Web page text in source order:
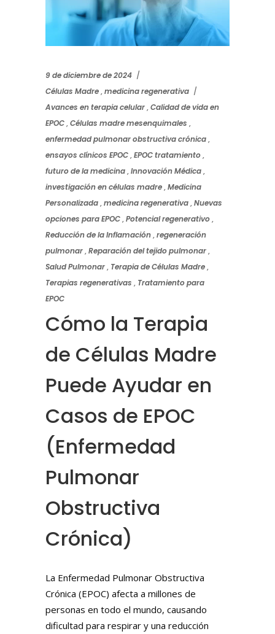
9 de diciembre de 2024
Células Madre,medicina regenerativa
Avances en terapia celular,Calidad de vida en
EPOC,Células madre mesenquimales ,
enfermedad pulmonar obstructiva crónica,
ensayos clínicos EPOC,EPOC tratamiento,
futuro de la medicina,Innovación Médica,
investigación en células madre,Medicina
Personalizada,medicina regenerativa,Nuevas
opciones para EPOC,Potencial regenerativo,
Reducción de la Inflamación,regeneración
pulmonar,Reparación del tejido pulmonar,
Salud Pulmonar, Terapia de Células Madre,
Terapias regenerativas , Tratamiento para
EPOC
Cómo la Terapia
de Células Madre
Puede Ayudar en
Casos de EPOC
(Enfermedad
Pulmonar
Obstructiva
Crónica)
La Enfermedad Pulmonar Obstructiva
Crónica (EPOC) afecta a millones de
personas en todo el mundo, causando
dificultad para respirar y una reducción